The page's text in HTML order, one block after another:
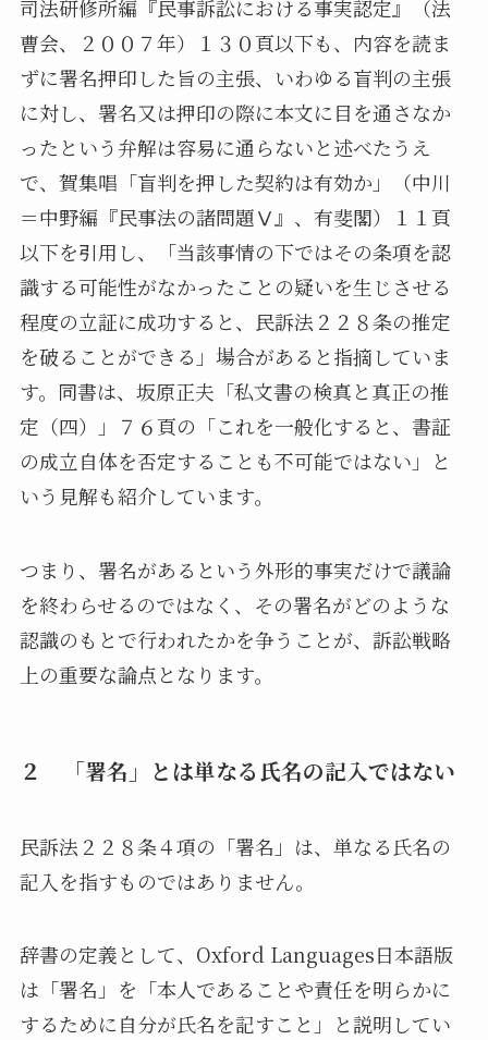
司法研修所編『民事訴訟における事実認定』（法
曹会、２００７年）１３０頁以下も、内容を読ま
ずに署名押印した旨の主張、いわゆる盲判の主張
に対し、署名又は押印の際に本文に目を通さなか
ったという弁解は容易に通らないと述べたうえ
で、賀集唱「盲判を押した契約は有効か」（中川
＝中野編『民事法の諸問題Ⅴ』、有斐閣）１１頁
以下を引用し、「当該事情の下ではその条項を認
識する可能性がなかったことの疑いを生じさせる
程度の立証に成功すると、民訴法２２８条の推定
を破ることができる」場合があると指摘していま
す。同書は、坂原正夫「私文書の検真と真正の推
定（四）」７６頁の「これを一般化すると、書証
の成立自体を否定することも不可能ではない」と
いう見解も紹介しています。
つまり、署名があるという外形的事実だけで議論
を終わらせるのではなく、その署名がどのような
認識のもとで行われたかを争うことが、訴訟戦略
上の重要な論点となります。
２ 「署名」とは単なる氏名の記入ではない
民訴法２２８条４項の「署名」は、単なる氏名の
記入を指すものではありません。
辞書の定義として、Oxford Languages日本語版
は「署名」を「本人であることや責任を明らかに
するために自分が氏名を記すこと」と説明してい